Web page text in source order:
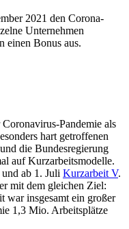
2021 den Corona-
Unternehmen
einen Bonus aus.
Pandemie als
hart getroffenen
die Bundesregierung
auf Kurzarbeitsmodelle.
und ab 1. Juli Kurzarbeit V.
mit dem gleichen Ziel:
war insgesamt ein großer
1,3 Mio. Arbeitsplätze